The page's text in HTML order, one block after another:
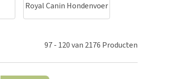
Royal Canin Hondenvoer
97- 120van 2176 Producten